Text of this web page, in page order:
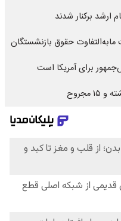
حقوق بازنشستگان
برای آمریکا است